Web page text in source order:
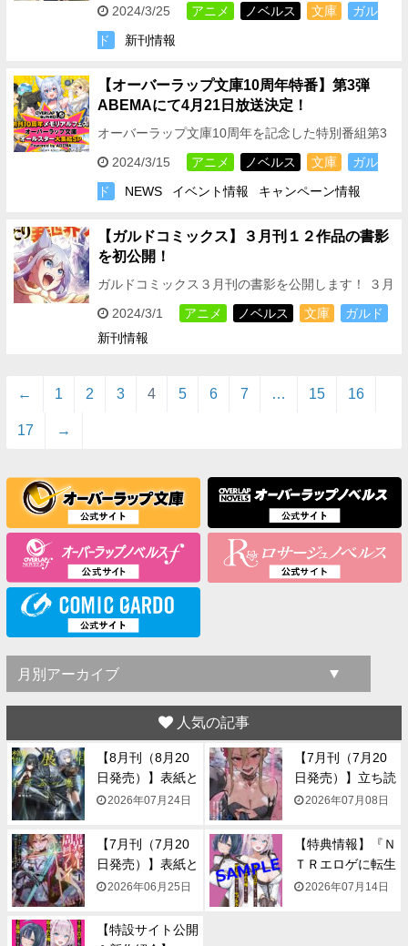
４年４月からスタートする ◆Lv2からチートだっ
た…
2024/3/25 アニメ ノベルス 文庫
ガル
ド
新刊情報
【オーバーラップ文庫10周年特番】第3弾
ABEMAにて4月21日放送決定！
オーバーラップ文庫10周年を記念した特別番組第3
弾がABEMAで放送決定！ 4月21日放送予定！今回
もアニメ化作品や書籍の初解禁情報盛りだくさん！
…
2024/3/15 アニメ ノベルス 文庫
ガル
ド
NEWS イベント情報 キャンペーン情報
【ガルドコミックス】３月刊１２作品の書影
を初公開！
ガルドコミックス３月刊の書影を公開します！ ３月
刊は大人気シリーズ１２作品の続刊が登場！！ TV
アニメが２０２４年４月からスタートする ◆Lv2
か…
2024/3/1 アニメ ノベルス 文庫
ガルド
新刊情報
← 1 2 3 4 5 6 7 … 15 16
17 →
人気の記事
【8月刊（8月20
日発売）】表紙と
一...2026年07月24日
【7月刊（7月20
日発売）】立ち読
み...2026年07月08日
【7月刊（7月20
日発売）】表紙と
一...2026年06月25日
【特典情報】『Ｎ
ＴＲエロゲに転生
して...
2026年07月14日
【特設サイト公開